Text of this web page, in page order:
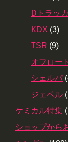
Dトラッ
KDX (3)
TSR (9)
オフロー
シェルパ
ジェベル
ケミカル特集
ショップから